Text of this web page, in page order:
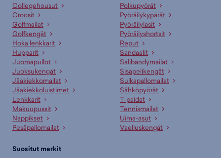
Collegehousut
Crocsit
Golfmailat
Golfkengät
Hoka lenkkarit
Hupparit
Juomapullot
Juoksukengät
Jääkiekkomailat
Jääkiekkoluistimet
Lenkkarit
Makuupussit
Nappikset
Pesäpallomailat
Polkupyörät
Pyöräilykypärät
Pyöräilylasit
Pyöräilyshortsit
Reput
Sandaalit
Salibandymailat
Sisäpelikengät
Sulkapallomailat
Sähköpyörät
T-paidat
Tennismailat
Uima-asut
Vaelluskengät
Suositut merkit